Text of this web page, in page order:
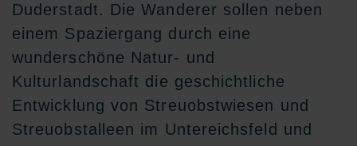
Duderstadt. Die Wanderer sollen neben
einem Spaziergang durch eine
wunderschöne Natur- und
Kulturlandschaft die geschichtliche
Entwicklung von Streuobstwiesen und
Streuobstalleen im Untereichsfeld und